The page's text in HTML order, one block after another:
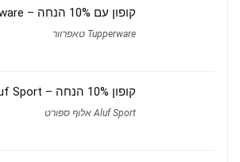
קופון עם 10% הנחה – Tupperware טאפרוור
Tupperware טאפרוור
קופון 10% הנחה – Aluf Sport אלוף ספורט
Aluf Sport אלוף ספורט